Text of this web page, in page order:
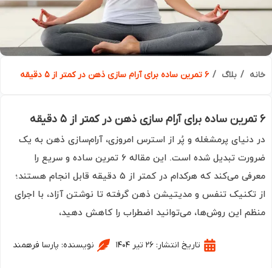
بلاگ ۶ تمرین ساده برای آرام‌ سازی ذهن در کمتر از ۵ دقیقه
پرمشغله و پُر از استرس امروزی، آرام‌سازی ذهن به یک
ضرورت تبدیل شده است. این مقاله ۶ تمرین ساده و سریع را
معرفی می‌کند که هرکدام در کمتر از ۵ دقیقه قابل انجام هستند؛
تنفس و مدیتیشن ذهن‌ گرفته تا نوشتن آزاد، با اجرای
این روش‌ها، می‌توانید اضطراب را کاهش دهید،
تاریخ انتشار: ۲۶ تیر ۱۴۰۴ نویسنده:پارسا فرهمند